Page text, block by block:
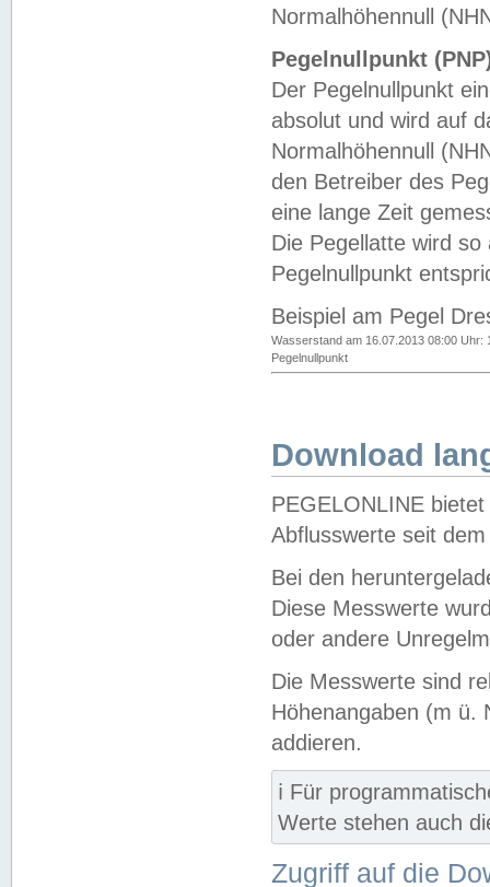
Normalhöhennull
Pegelnullpunkt
Der Pegelnullpunkt
absolut und wird auf
Normalhöhennull
den Betreiber des
eine lange Zeit
Die Pegellatte wird
Pegelnullpunkt
Beispiel am Pegel
Wasserstand am 16.07.2013 08:00 Uhr:
Pegelnullpunkt
Download
PEGELONLINE
Abflusswerte seit
Bei den
Diese Messwerte
oder andere
Die Messwerte sind
Höhenangaben (m ü.
addieren.
ℹ️ Für
Werte stehen auch
Zugriff auf die